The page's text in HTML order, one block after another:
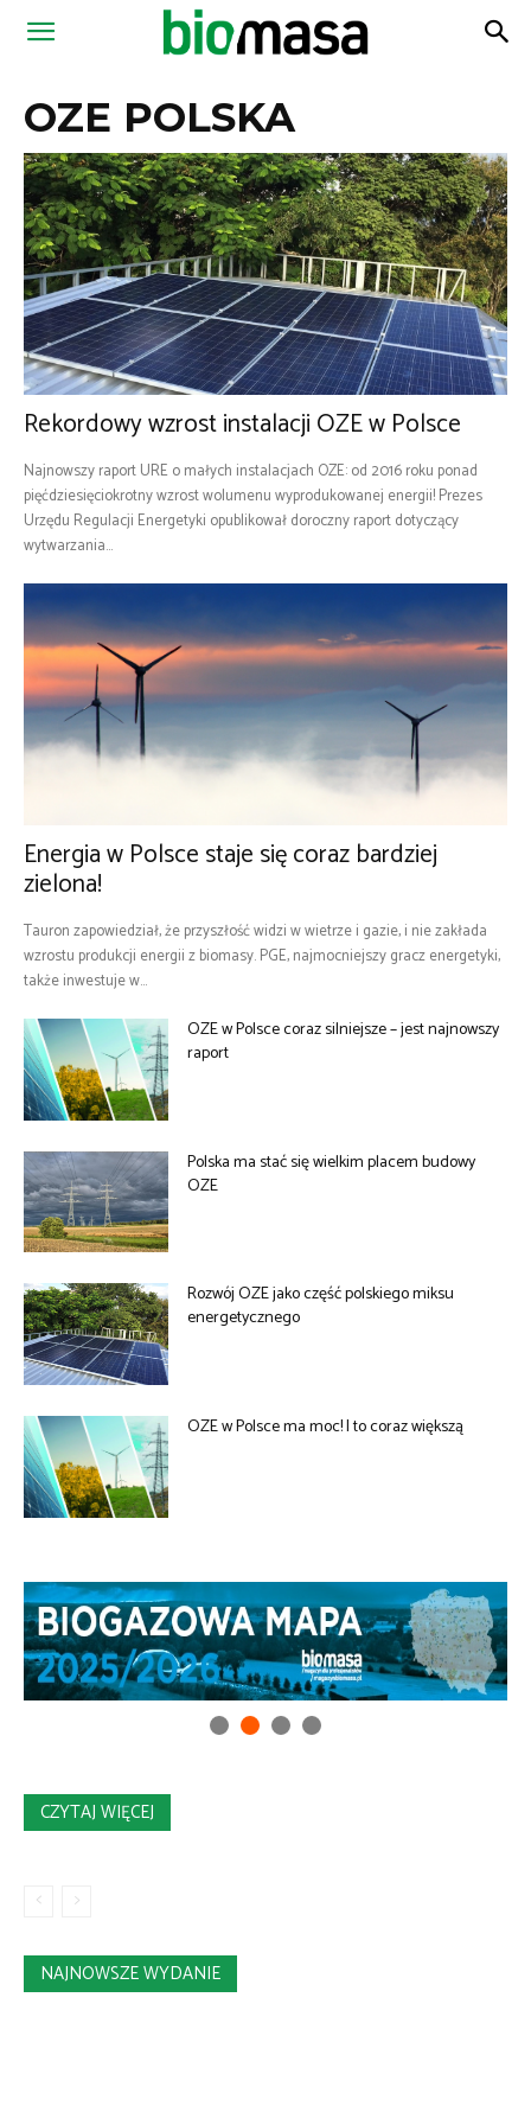
Magazyn
OZE POLSKA
Rekordowy wzrost instalacji OZE w Polsce
Najnowszy raport URE o małych instalacjach OZE: od 2016 roku ponad
pięćdziesięciokrotny wzrost wolumenu wyprodukowanej energii! Prezes
Urzędu Regulacji Energetyki opublikował doroczny raport dotyczący
wytwarzania...
Energia w Polsce staje się coraz bardziej
zielona!
Tauron zapowiedział, że przyszłość widzi w wietrze i gazie, i nie zakłada
wzrostu produkcji energii z biomasy. PGE, najmocniejszy gracz energetyki,
także inwestuje w...
OZE w Polsce coraz silniejsze – jest najnowszy
raport
Polska ma stać się wielkim placem budowy
OZE
Rozwój OZE jako część polskiego miksu
energetycznego
OZE w Polsce ma moc! I to coraz większą
CZYTAJ WIĘCEJ
NAJNOWSZE WYDANIE